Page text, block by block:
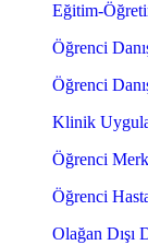
Eğitim-
Öğrenci
Öğrenci
Klinik
Öğrenci
Öğrenci
Olağan Dışı